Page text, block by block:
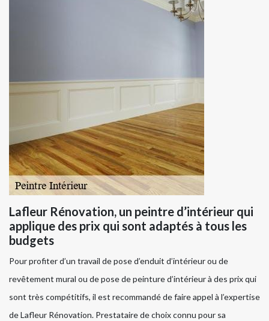
Lafleur Rénovation, un peintre d’intérieur qui
applique des prix qui sont adaptés à tous les
budgets
Pour profiter d’un travail de pose d’enduit d’intérieur ou de
revêtement mural ou de pose de peinture d’intérieur à des prix qui
sont très compétitifs, il est recommandé de faire appel à l’expertise
de Lafleur Rénovation. Prestataire de choix connu pour sa